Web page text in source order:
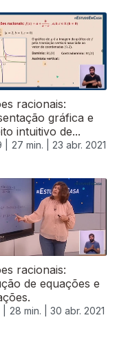
racionais:
gráfica e
intuitivo de...
27 min. | 23 abr. 2021
racionais:
de equações e
28 min. | 30 abr. 2021